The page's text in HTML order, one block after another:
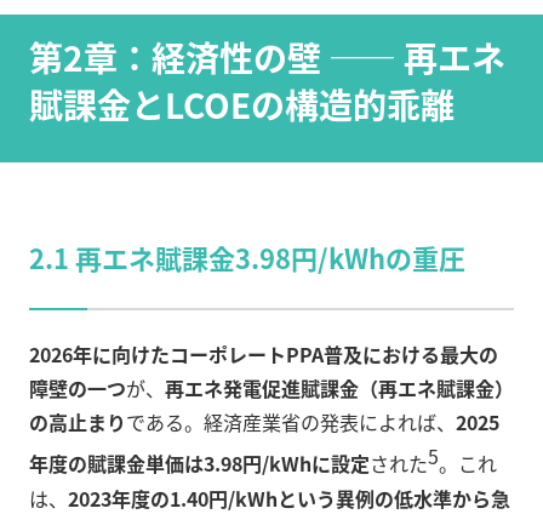
第2章：経済性の壁 —— 再エネ
賦課金とLCOEの構造的乖離
2.1 再エネ賦課金3.98円/kWhの重圧
2026年に向けたコーポレートPPA普及における最大の
障壁の一つが、 再エネ発電促進賦課金（再エネ賦課金）
の高止まりである。経済産業省の発表によれば、 2025
年度の賦課金単価は3.98円/kWhに設定された5。これ
は、 2023年度の1.40円/kWhという異例の低水準から急